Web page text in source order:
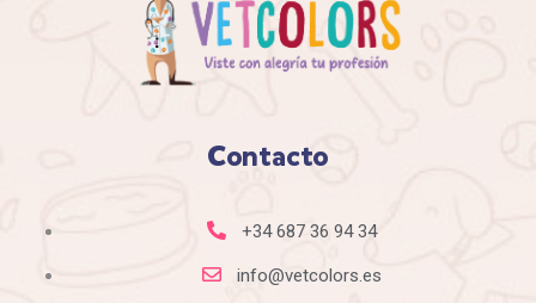
Contacto
+34 687 36 94 34
info@vetcolors.es